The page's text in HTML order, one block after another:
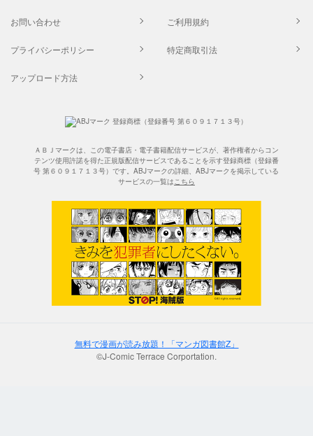
お問い合わせ ご利用規約
プライバシーポリシー 特定商取引法
アップロード方法
ＡＢＪマークは、この電子書店・電子書籍配信サービスが、著作権者からコン
テンツ使用許諾を得た正規版配信サービスであることを示す登録商標（登録番
号 第６０９１７１３号）です。ABJマークの詳細、ABJマークを掲示している
サービスの一覧はこちら
無料で漫画が読み放題！「マンガ図書館Z」
©J-Comic Terrace Corportation.